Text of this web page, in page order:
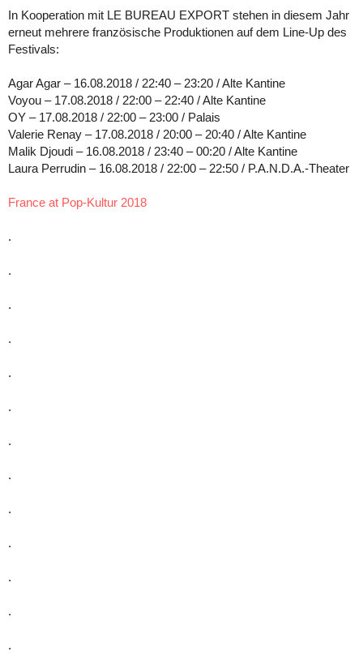
In Kooperation mit LE BUREAU EXPORT stehen in diesem Jahr
erneut mehrere französische Produktionen auf dem Line-Up des
Festivals:
Agar Agar – 16.08.2018 / 22:40 – 23:20 / Alte Kantine
Voyou – 17.08.2018 / 22:00 – 22:40 / Alte Kantine
OY – 17.08.2018 / 22:00 – 23:00 / Palais
Valerie Renay – 17.08.2018 / 20:00 – 20:40 / Alte Kantine
Malik Djoudi – 16.08.2018 / 23:40 – 00:20 / Alte Kantine
Laura Perrudin – 16.08.2018 / 22:00 – 22:50 / P.A.N.D.A.-Theater
France at Pop-Kultur 2018
.
.
.
.
.
.
.
.
.
.
.
.
.